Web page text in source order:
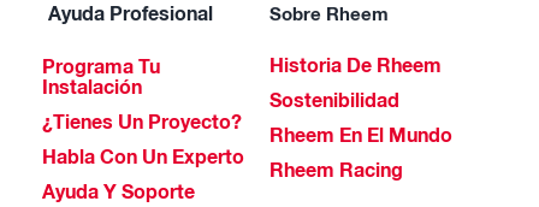
Ayuda Profesional
Programa Tu
Instalación
¿Tienes Un Proyecto?
Habla Con Un Experto
Ayuda Y Soporte
Sobre Rheem
Historia De Rheem
Sostenibilidad
Rheem En El Mundo
Rheem Racing